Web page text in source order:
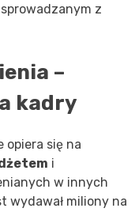
z
–
kadry
opiera się na
i
w innych
wydawał miliony na